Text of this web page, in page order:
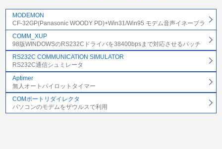
MODEMON
CF-32GP(Panasonic WOODY PD)+Win31/Win95 モデム音声イネーブラ
COMM_XUP
98版WINDOWSのRS232Cドライバを38400bpsまで対応させるパッチ
RS232C COMMUNICATION SIMULATOR
RS232C通信シュミレータ
Aptimer
無人オートパイロットタイマー
COMポートリダイレクタ
パソコンのモデムをザウルスで利用